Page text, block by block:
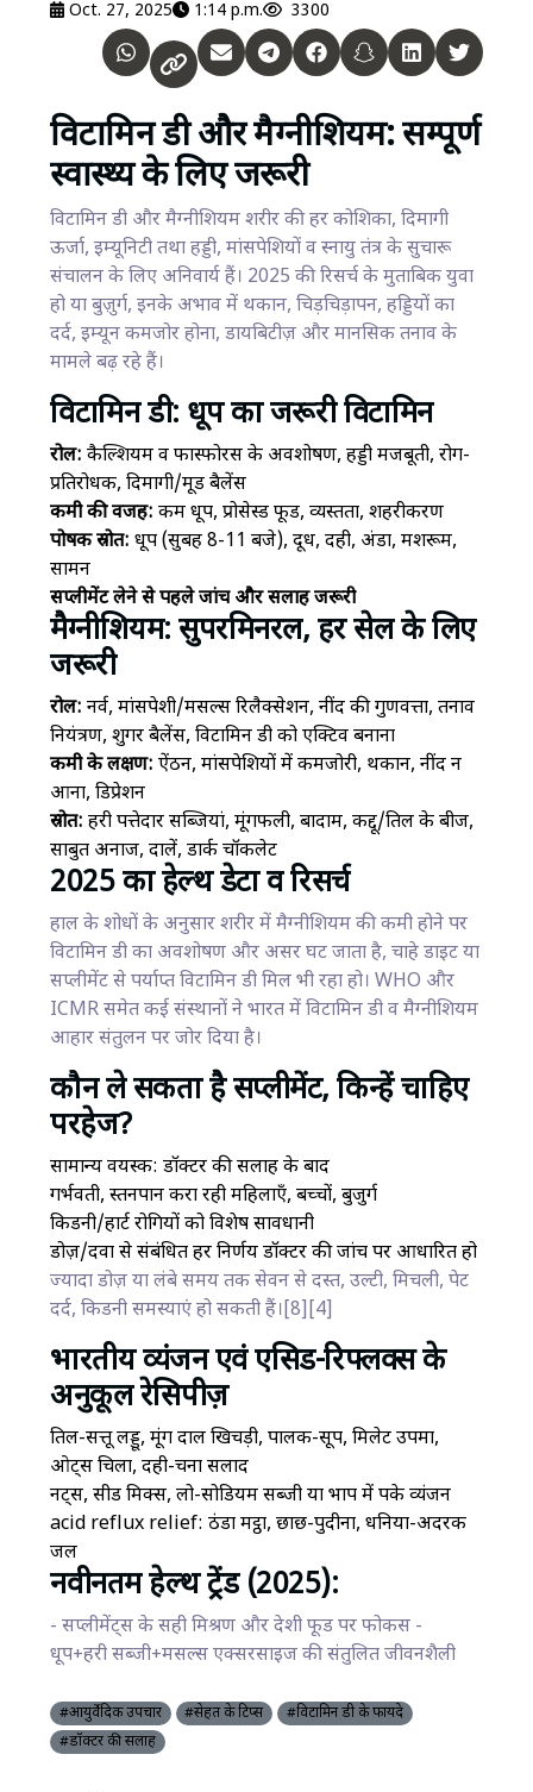
Oct. 27, 2025 1:14 p.m. 3300
विटामिन डी और मैग्नीशियम: सम्पूर्ण
स्वास्थ्य के लिए जरूरी
विटामिन डी और मैग्नीशियम शरीर की हर कोशिका, दिमागी
ऊर्जा, इम्यूनिटी तथा हड्डी, मांसपेशियों व स्नायु तंत्र के सुचारू
संचालन के लिए अनिवार्य हैं। 2025 की रिसर्च के मुताबिक युवा
हो या बुज़ुर्ग, इनके अभाव में थकान, चिड़चिड़ापन, हड्डियों का
दर्द, इम्यून कमजोर होना, डायबिटीज़ और मानसिक तनाव के
मामले बढ़ रहे हैं।
विटामिन डी: धूप का जरूरी विटामिन
रोल: कैल्शियम व फास्फोरस के अवशोषण, हड्डी मजबूती, रोग-
प्रतिरोधक, दिमागी/मूड बैलेंस
कमी की वजह: कम धूप, प्रोसेस्ड फूड, व्यस्तता, शहरीकरण
पोषक स्रोत: धूप (सुबह 8-11 बजे), दूध, दही, अंडा, मशरूम,
सामन
सप्लीमेंट लेने से पहले जांच और सलाह जरूरी
मैग्नीशियम: सुपरमिनरल, हर सेल के लिए
जरूरी
रोल: नर्व, मांसपेशी/मसल्स रिलैक्सेशन, नींद की गुणवत्ता, तनाव
नियंत्रण, शुगर बैलेंस, विटामिन डी को एक्टिव बनाना
कमी के लक्षण: ऐंठन, मांसपेशियों में कमजोरी, थकान, नींद न
आना, डिप्रेशन
स्रोत: हरी पत्तेदार सब्जियां, मूंगफली, बादाम, कद्दू/तिल के बीज,
साबुत अनाज, दालें, डार्क चॉकलेट
2025 का हेल्थ डेटा व रिसर्च
हाल के शोधों के अनुसार शरीर में मैग्नीशियम की कमी होने पर
विटामिन डी का अवशोषण और असर घट जाता है, चाहे डाइट या
सप्लीमेंट से पर्याप्त विटामिन डी मिल भी रहा हो। WHO और
ICMR समेत कई संस्थानों ने भारत में विटामिन डी व मैग्नीशियम
आहार संतुलन पर जोर दिया है।
कौन ले सकता है सप्लीमेंट, किन्हें चाहिए
परहेज?
सामान्य वयस्क: डॉक्टर की सलाह के बाद
गर्भवती, स्तनपान करा रही महिलाएँ, बच्चों, बुजुर्ग
किडनी/हार्ट रोगियों को विशेष सावधानी
डोज़/दवा से संबंधित हर निर्णय डॉक्टर की जांच पर आधारित हो
ज्यादा डोज़ या लंबे समय तक सेवन से दस्त, उल्टी, मिचली, पेट
दर्द, किडनी समस्याएं हो सकती हैं।[8][4]
भारतीय व्यंजन एवं एसिड-रिफ्लक्स के
अनुकूल रेसिपीज़
तिल-सत्तू लड्डू, मूंग दाल खिचड़ी, पालक-सूप, मिलेट उपमा,
ओट्स चिला, दही-चना सलाद
नट्स, सीड मिक्स, लो-सोडियम सब्जी या भाप में पके व्यंजन
acid reflux relief: ठंडा मट्ठा, छाछ-पुदीना, धनिया-अदरक
जल
नवीनतम हेल्थ ट्रेंड (2025):
- सप्लीमेंट्स के सही मिश्रण और देशी फूड पर फोकस -
धूप+हरी सब्जी+मसल्स एक्सरसाइज की संतुलित जीवनशैली
#आयुर्वेदिक उपचार #सेहत के टिप्स
#विटामिन डी के फायदे
#डॉक्टर की सलाह